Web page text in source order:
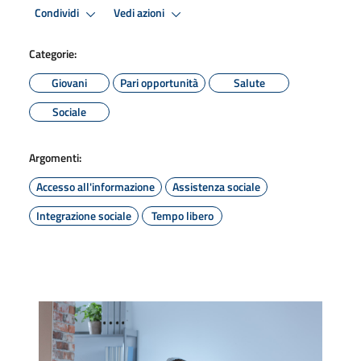
Condividi Vedi azioni
Categorie:
Giovani
Pari opportunità
Salute
Sociale
Argomenti:
Accesso all'informazione
Assistenza sociale
Integrazione sociale
Tempo libero